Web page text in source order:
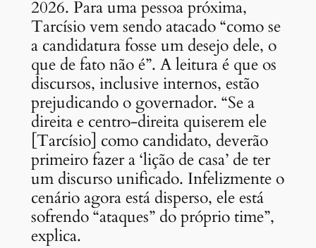
2026. Para uma pessoa próxima,
Tarcísio vem sendo atacado “como se
a candidatura fosse um desejo dele, o
que de fato não é”. A leitura é que os
discursos, inclusive internos, estão
prejudicando o governador. “Se a
direita e centro-direita quiserem ele
[Tarcísio] como candidato, deverão
primeiro fazer a ‘lição de casa’ de ter
um discurso unificado. Infelizmente o
cenário agora está disperso, ele está
sofrendo “ataques” do próprio time”,
explica.